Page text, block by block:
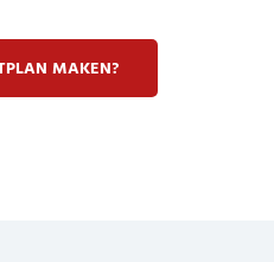
MAKEN?